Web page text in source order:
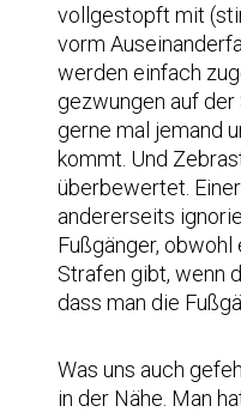
vollgestopft mit
vorm
werden einfach
gezwungen auf
gerne mal jemand
kommt. Und
überbewertet.
andererseits
Fußgänger,
Strafen gibt, wenn
dass man die
Was uns auch
in der Nähe. Man